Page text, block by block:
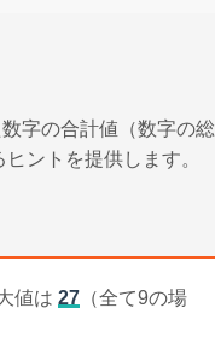
字の合計値（数字の総
ントを提供します。
値は 27 （全て9の場